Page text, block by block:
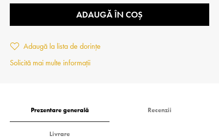
ADAUGĂ ÎN COȘ
Adaugă la lista de dorințe
Solicită mai multe informații
Prezentare generală Recenzii
Livrare